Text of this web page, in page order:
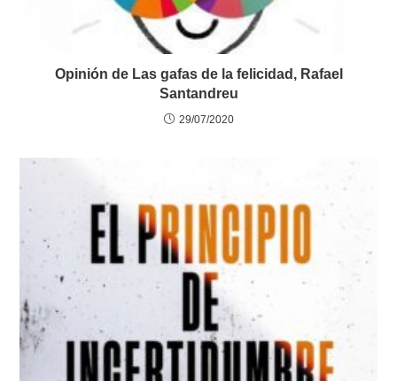
Opinión de Las gafas de la felicidad, Rafael
Santandreu
29/07/2020